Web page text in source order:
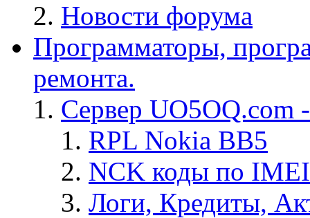
Новости форума
Программаторы,
ремонта.
Сервер
RPL Nokia BB5
NCK коды по IMEI
Логи, Кредиты,